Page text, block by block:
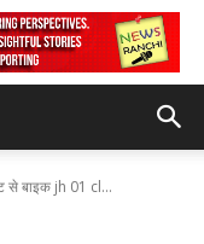
से बाइक jh 01 cl...